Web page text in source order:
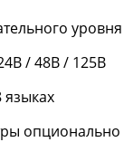
уровня
/ 48В / 125В
языках
опционально